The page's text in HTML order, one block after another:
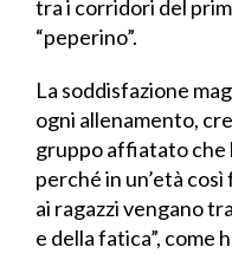
tra i corridori del
“peperino”.
La soddisfazione
ogni allenamento,
gruppo affiatato che
perché in un’età
ai ragazzi vengano
e della fatica”,